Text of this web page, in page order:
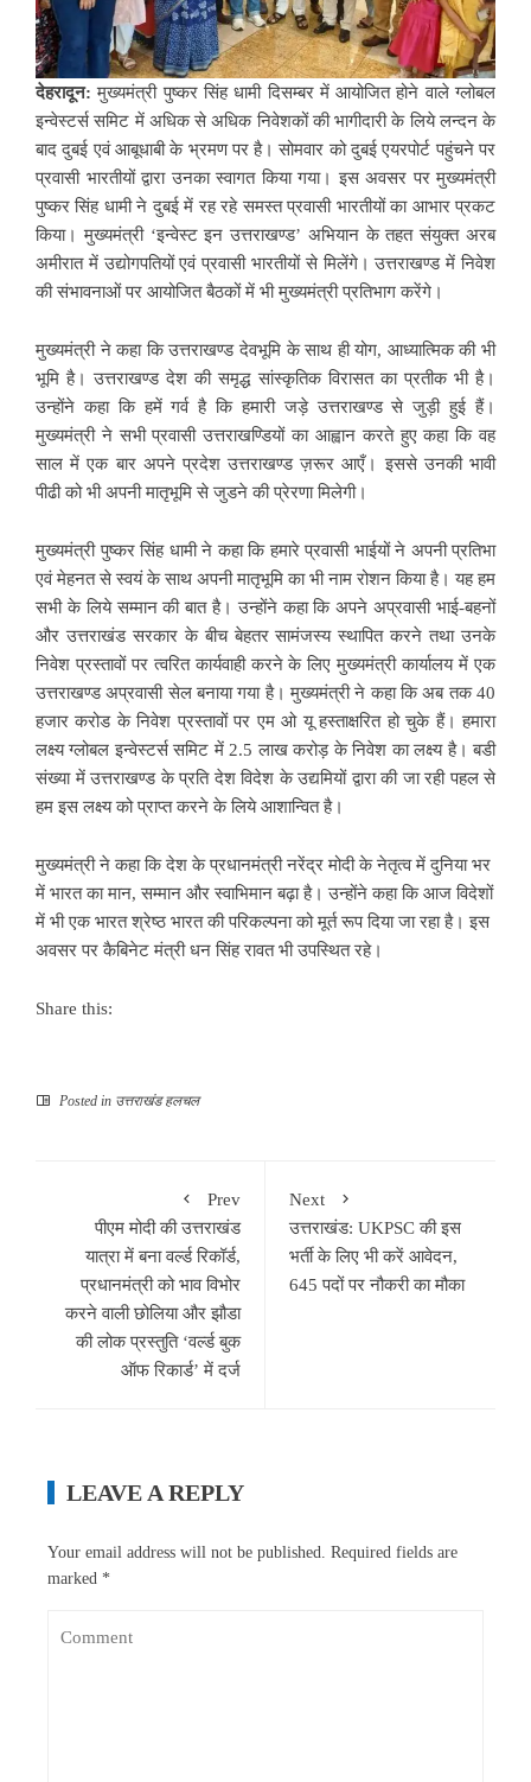
देहरादून: मुख्यमंत्री पुष्कर सिंह धामी दिसम्बर में आयोजित होने वाले ग्लोबल
इन्वेस्टर्स समिट में अधिक से अधिक निवेशकों की भागीदारी के लिये लन्दन के
बाद दुबई एवं आबूधाबी के भ्रमण पर है। सोमवार को दुबई एयरपोर्ट पहुंचने पर
प्रवासी भारतीयों द्वारा उनका स्वागत किया गया। इस अवसर पर मुख्यमंत्री
पुष्कर सिंह धामी ने दुबई में रह रहे समस्त प्रवासी भारतीयों का आभार प्रकट
किया। मुख्यमंत्री ‘इन्वेस्ट इन उत्तराखण्ड’ अभियान के तहत संयुक्त अरब
अमीरात में उद्योगपतियों एवं प्रवासी भारतीयों से मिलेंगे। उत्तराखण्ड में निवेश
की संभावनाओं पर आयोजित बैठकों में भी मुख्यमंत्री प्रतिभाग करेंगे।
मुख्यमंत्री ने कहा कि उत्तराखण्ड देवभूमि के साथ ही योग, आध्यात्मिक की भी
भूमि है। उत्तराखण्ड देश की समृद्ध सांस्कृतिक विरासत का प्रतीक भी है।
उन्होंने कहा कि हमें गर्व है कि हमारी जड़े उत्तराखण्ड से जुड़ी हुई हैं।
मुख्यमंत्री ने सभी प्रवासी उत्तराखण्डियों का आह्वान करते हुए कहा कि वह
साल में एक बार अपने प्रदेश उत्तराखण्ड ज़रूर आएँ। इससे उनकी भावी
पीढी को भी अपनी मातृभूमि से जुडने की प्रेरणा मिलेगी।
मुख्यमंत्री पुष्कर सिंह धामी ने कहा कि हमारे प्रवासी भाईयों ने अपनी प्रतिभा
एवं मेहनत से स्वयं के साथ अपनी मातृभूमि का भी नाम रोशन किया है। यह हम
सभी के लिये सम्मान की बात है। उन्होंने कहा कि अपने अप्रवासी भाई-बहनों
और उत्तराखंड सरकार के बीच बेहतर सामंजस्य स्थापित करने तथा उनके
निवेश प्रस्तावों पर त्वरित कार्यवाही करने के लिए मुख्यमंत्री कार्यालय में एक
उत्तराखण्ड अप्रवासी सेल बनाया गया है। मुख्यमंत्री ने कहा कि अब तक 40
हजार करोड के निवेश प्रस्तावों पर एम ओ यू हस्ताक्षरित हो चुके हैं। हमारा
लक्ष्य ग्लोबल इन्वेस्टर्स समिट में 2.5 लाख करोड़ के निवेश का लक्ष्य है। बडी
संख्या में उत्तराखण्ड के प्रति देश विदेश के उद्यमियों द्वारा की जा रही पहल से
हम इस लक्ष्य को प्राप्त करने के लिये आशान्वित है।
मुख्यमंत्री ने कहा कि देश के प्रधानमंत्री नरेंद्र मोदी के नेतृत्व में दुनिया भर
में भारत का मान, सम्मान और स्वाभिमान बढ़ा है। उन्होंने कहा कि आज विदेशों
में भी एक भारत श्रेष्ठ भारत की परिकल्पना को मूर्त रूप दिया जा रहा है। इस
अवसर पर कैबिनेट मंत्री धन सिंह रावत भी उपस्थित रहे।
Share this:
Posted in उत्तराखंड हलचल
Prev
पीएम मोदी की उत्तराखंड
यात्रा में बना वर्ल्ड रिकॉर्ड,
प्रधानमंत्री को भाव विभोर
करने वाली छोलिया और झौडा
की लोक प्रस्तुति ‘वर्ल्ड बुक
ऑफ रिकार्ड’ में दर्ज
Next
उत्तराखंड: UKPSC की इस
भर्ती के लिए भी करें आवेदन,
645 पदों पर नौकरी का मौका
LEAVE A REPLY
Your email address will not be published.
Required fields are
marked *